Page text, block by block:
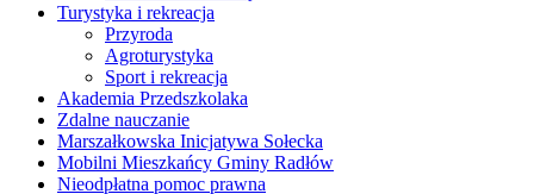
Turystyka i rekreacja
Przyroda
Agroturystyka
Sport i rekreacja
Akademia Przedszkolaka
Zdalne nauczanie
Marszałkowska Inicjatywa Sołecka
Mobilni Mieszkańcy Gminy Radłów
Nieodpłatna pomoc prawna